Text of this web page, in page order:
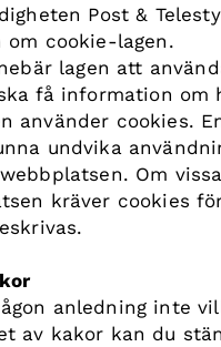
Post &
cookie-lagen.
lagen att
få information om
använder cookies.
undvika
Om
kräver cookies
anledning inte
av kakor kan du